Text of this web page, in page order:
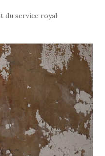
du service royal